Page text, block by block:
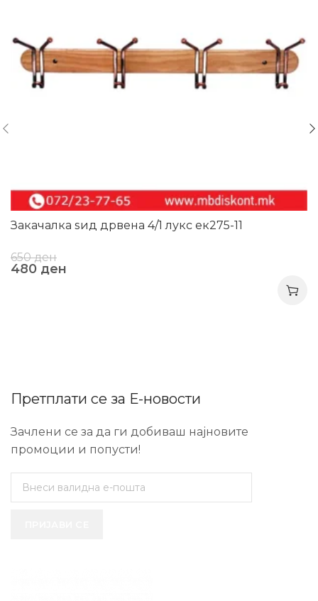
Закачалка ѕид дрвена 4/1 лукс ек275-11
650ден
480 ден
Претплати се за Е-новости
Зачлени се за да ги добиваш најновите
промоции и попусти!